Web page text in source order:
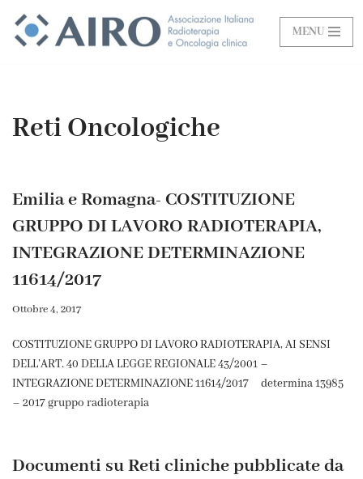
Vai
MENU
Reti Oncologiche
Emilia e Romagna- COSTITUZIONE
GRUPPO DI LAVORO RADIOTERAPIA,
INTEGRAZIONE DETERMINAZIONE
11614/2017
Ottobre 4, 2017
COSTITUZIONE GRUPPO DI LAVORO RADIOTERAPIA, AI SENSI
DELL’ART. 40 DELLA LEGGE REGIONALE 43/2001 –
INTEGRAZIONE DETERMINAZIONE 11614/2017 determina 13985
– 2017 gruppo radioterapia
Documenti su Reti cliniche pubblicate da